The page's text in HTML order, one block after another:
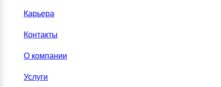
Карьера
Контакты
О компании
Услуги